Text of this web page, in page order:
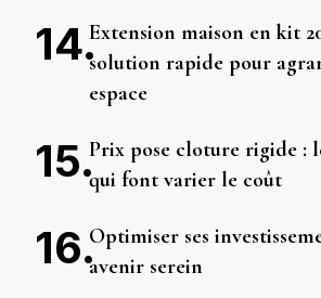
Extension maison en kit
solution rapide pour
espace
Prix pose cloture rigide :
qui font varier le coût
Optimiser ses
avenir serein